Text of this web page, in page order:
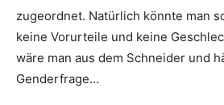
zugeordnet. Natürlich könnte man
keine Vorurteile und keine
wäre man aus dem Schneider und
Genderfrage…